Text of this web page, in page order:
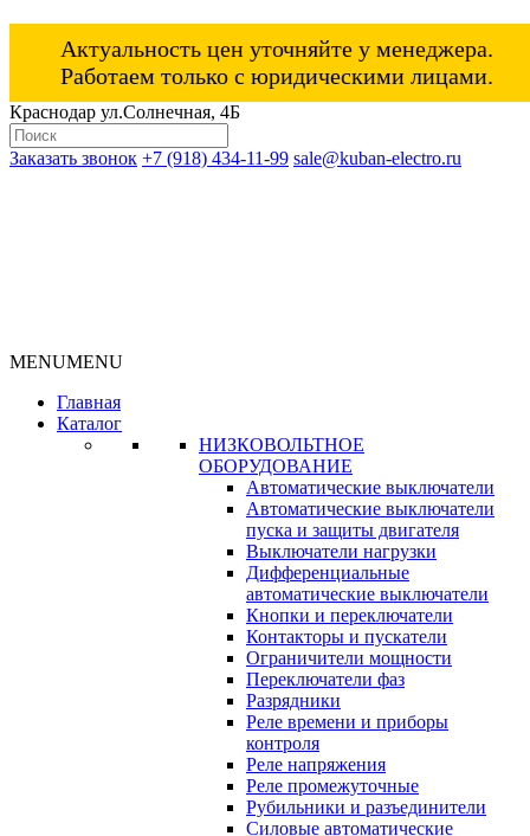
Актуальность цен уточняйте у менеджера.
Работаем только с юридическими лицами.
Краснодар ул.Солнечная, 4Б
Заказать звонок +7 (918) 434-11-99 sale@kuban-electro.ru
MENUMENU
Главная
Каталог
НИЗКОВОЛЬТНОЕ
ОБОРУДОВАНИЕ
Автоматические выключатели
Автоматические выключатели
пуска и защиты двигателя
Выключатели нагрузки
Дифференциальные
автоматические выключатели
Кнопки и переключатели
Контакторы и пускатели
Ограничители мощности
Переключатели фаз
Разрядники
Реле времени и приборы
контроля
Реле напряжения
Реле промежуточные
Рубильники и разъединители
Силовые автоматические